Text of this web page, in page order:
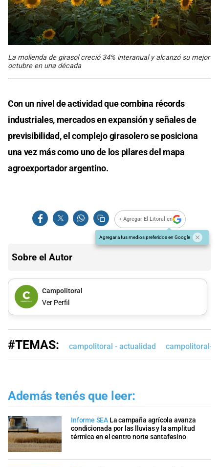
La molienda de girasol creció 34% interanual y alcanzó su mejor
octubre en una década
Con un nivel de actividad que combina récords
industriales, mercados en expansión y señales de
previsibilidad, el complejo girasolero se posiciona
una vez más como uno de los pilares del mapa
agroexportador argentino.
+ Agregar El Litoral en
Agregar a tus medios preferidos en Google
Sobre el Autor
Campolitoral
Ver Perfil
#TEMAS: campolitoral - actualidad campolitoral-
Además tenés que leer:
Informe SEA La campaña agrícola avanza
condicionada por las lluvias y la amplitud
térmica en el centro norte santafesino